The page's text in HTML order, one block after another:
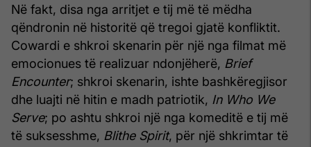
Në fakt, disa nga arritjet e tij më të mëdha
qëndronin në historitë që tregoi gjatë konfliktit.
Cowardi e shkroi skenarin për një nga filmat më
emocionues të realizuar ndonjëherë, Brief
Encounter; shkroi skenarin, ishte bashkëregjisor
dhe luajti në hitin e madh patriotik, In Who We
Serve; po ashtu shkroi një nga komeditë e tij më
të suksesshme, Blithe Spirit, për një shkrimtar të